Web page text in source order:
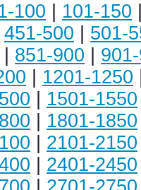
100 101-150
451-500
501-
851-900
1201-1250
1501-1550
1801-1850
2101-2150
2401-2450